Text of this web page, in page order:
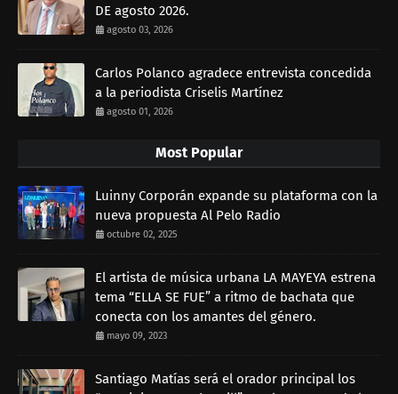
DE agosto 2026.
agosto 03, 2026
Carlos Polanco agradece entrevista concedida
a la periodista Criselis Martínez
agosto 01, 2026
Most Popular
Luinny Corporán expande su plataforma con la
nueva propuesta Al Pelo Radio
octubre 02, 2025
El artista de música urbana LA MAYEYA estrena
tema “ELLA SE FUE” a ritmo de bachata que
conecta con los amantes del género.
mayo 09, 2023
Santiago Matías será el orador principal los